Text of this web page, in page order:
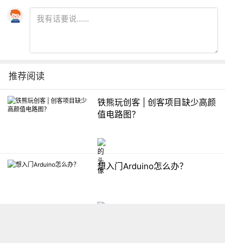
推荐阅读
铁熊玩创客 | 创客项目缺少高颜
值电路图？
想入门Arduino怎么办？